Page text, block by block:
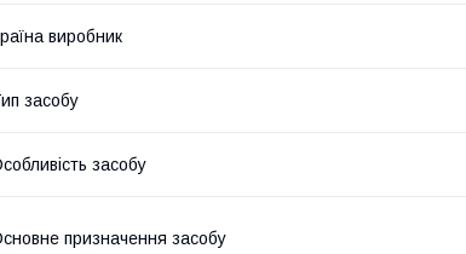
виробник
засобу
засобу
призначення засобу